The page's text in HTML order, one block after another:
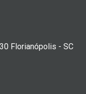
Florianópolis - SC